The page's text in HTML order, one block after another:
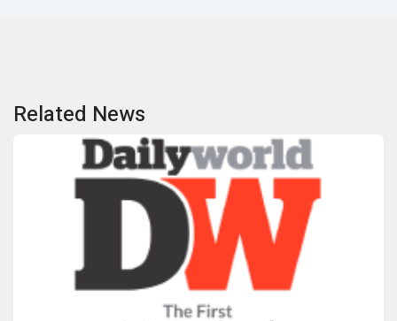
Related News